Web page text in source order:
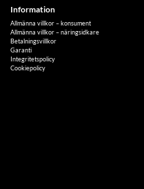
Information
Allmänna villkor – konsument
Allmänna villkor – näringsidkare
Betalningsvillkor
Garanti
Integritetspolicy
Cookiepolicy